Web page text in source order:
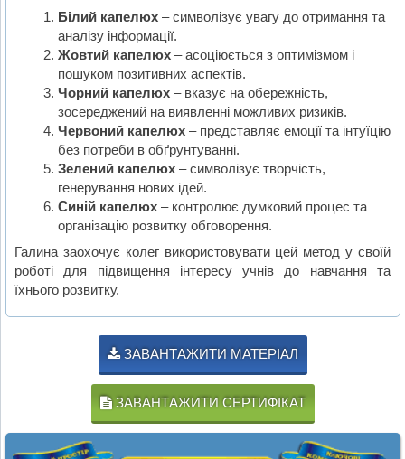
Білий капелюх– символізує увагу до отримання та
аналізу інформації.
Жовтий капелюх– асоціюється з оптимізмом і
пошуком позитивних аспектів.
Чорний капелюх– вказує на обережність,
зосереджений на виявленні можливих ризиків.
Червоний капелюх– представляє емоції та інтуїцію
без потреби в обґрунтуванні.
Зелений капелюх– символізує творчість,
генерування нових ідей.
Синій капелюх– контролює думковий процес та
організацію розвитку обговорення.
Галина заохочує колег використовувати цей метод у своїй
роботі для підвищення інтересу учнів до навчання та
їхнього розвитку.
ЗАВАНТАЖИТИ МАТЕРІАЛ
ЗАВАНТАЖИТИ СЕРТИФІКАТ